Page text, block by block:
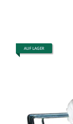
AUF LAGER